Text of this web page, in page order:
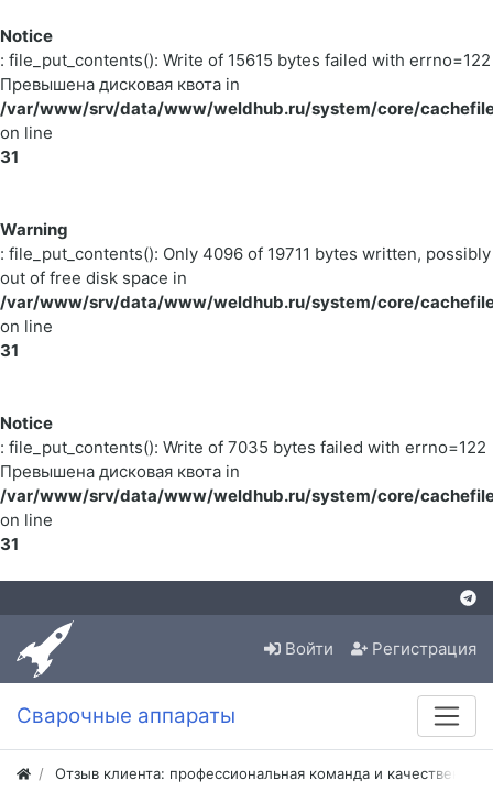
Notice
: file_put_contents(): Write of 15615 bytes failed with errno=122
Превышена дисковая квота in
/var/www/srv/data/www/weldhub.ru/system/core/
on line
31
Warning
: file_put_contents(): Only 4096 of 19711 bytes written, possibly
out of free disk space in
/var/www/srv/data/www/weldhub.ru/system/core/
on line
31
Notice
: file_put_contents(): Write of 7035 bytes failed with errno=122
Превышена дисковая квота in
/var/www/srv/data/www/weldhub.ru/system/core/
on line
31
Войти Регистрация
Сварочные аппараты
Отзыв клиента: профессиональная команда и